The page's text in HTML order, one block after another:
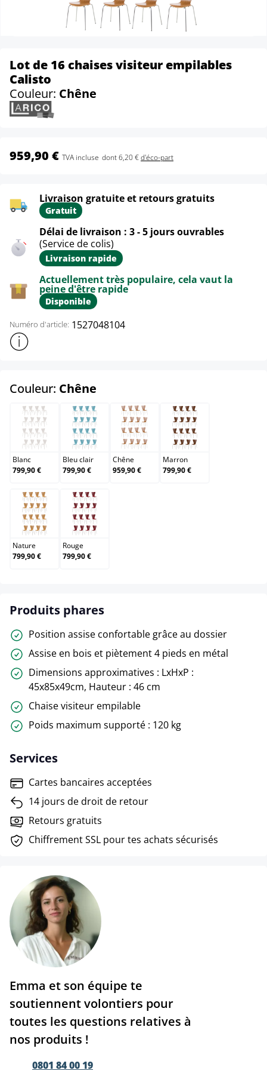
Lot de 16 chaises visiteur empilables
Calisto
Couleur: Chêne
959,90 € TVA incluse dont 6,20 €d'éco-part
Livraison gratuite et retours gratuits
Gratuit
Délai de livraison : 3 - 5 jours ouvrables
(Service de colis)
Livraison rapide
Actuellement très populaire, cela vaut la
peine d'être rapide
Disponible
Numéro d'article: 1527048104
Afficher plus d'informations sur le produit
Couleur: Chêne
Blanc
Blanc
799,90 €
Bleu clair
Bleu clair
799,90 €
Chêne
Chêne
959,90 €
Marron
Marron
799,90 €
Nature
Nature
799,90 €
Rouge
Rouge
799,90 €
Produits phares
Position assise confortable grâce au dossier
Assise en bois et piètement 4 pieds en métal
Dimensions approximatives : LxHxP :
45x85x49cm, Hauteur : 46 cm
Chaise visiteur empilable
Poids maximum supporté : 120 kg
Services
Cartes bancaires acceptées
14 jours de droit de retour
Retours gratuits
Chiffrement SSL pour tes achats sécurisés
Emma et son équipe te
soutiennent volontiers pour
toutes les questions relatives à
nos produits !
0801 84 00 19